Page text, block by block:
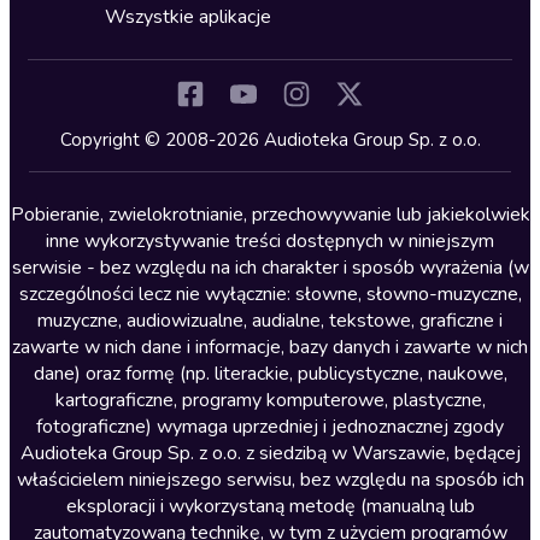
Kryminały
Lektury szkolne
Literatura anglojęzyczna
Literatura faktu
Literatura obyczajowa
Literatura piękna obca
Literatura piękna polska
Nagrania relaksacyjne
Nauka języków
Nauki humanistyczne
Wszystkie aplikacje
Copyright © 2008-2026 Audioteka Group Sp. z o.o.
Pobieranie, zwielokrotnianie, przechowywanie lub jakiekolwiek
inne wykorzystywanie treści dostępnych w niniejszym
serwisie - bez względu na ich charakter i sposób wyrażenia (w
szczególności lecz nie wyłącznie: słowne, słowno-muzyczne,
muzyczne, audiowizualne, audialne, tekstowe, graficzne i
zawarte w nich dane i informacje, bazy danych i zawarte w nich
dane) oraz formę (np. literackie, publicystyczne, naukowe,
kartograficzne, programy komputerowe, plastyczne,
fotograficzne) wymaga uprzedniej i jednoznacznej zgody
Audioteka Group Sp. z o.o. z siedzibą w Warszawie, będącej
właścicielem niniejszego serwisu, bez względu na sposób ich
eksploracji i wykorzystaną metodę (manualną lub
zautomatyzowaną technikę, w tym z użyciem programów